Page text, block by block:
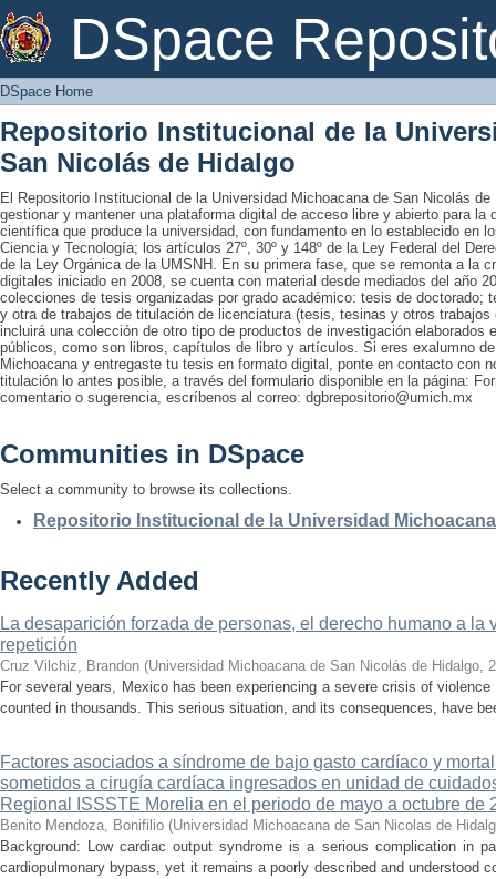
DSpace
DSpace Home
DSpace Home
Repositorio Institucional de la
San Nicolás de Hidalgo
El Repositorio Institucional de la Universidad Michoacana de San Nicolás
gestionar y mantener una plataforma digital de acceso libre y abierto para la
científica que produce la universidad, con fundamento en lo establecido en
Ciencia y Tecnología; los artículos 27º, 30º y 148º de la Ley Federal del
de la Ley Orgánica de la UMSNH. En su primera fase, que se remonta a la
digitales iniciado en 2008, se cuenta con material desde mediados del año
colecciones de tesis organizadas por grado académico: tesis de doctorado;
y otra de trabajos de titulación de licenciatura (tesis, tesinas y otros
incluirá una colección de otro tipo de productos de investigación elaborados
públicos, como son libros, capítulos de libro y artículos. Si eres exalumno
Michoacana y entregaste tu tesis en formato digital, ponte en contacto con
titulación lo antes posible, a través del formulario disponible en la página:
comentario o sugerencia, escríbenos al correo: dgbrepositorio@umich.mx
Communities in DSpace
Select a community to browse its collections.
Repositorio Institucional de la Universidad
Recently Added
La desaparición forzada de personas, el derecho humano a la
repetición
Cruz Vilchiz, Brandon (Universidad Michoacana de San Nicolás de Hidalgo,
For several years, Mexico has been experiencing a severe crisis of
counted in thousands. This serious situation, and its consequences, have
Factores asociados a síndrome de bajo gasto cardíaco y
sometidos a cirugía cardíaca ingresados en unidad de
Regional ISSSTE Morelia en el periodo de mayo a octubre de
Benito Mendoza, Bonifilio (Universidad Michoacana de San Nicolas de
Background: Low cardiac output syndrome is a serious complication in
cardiopulmonary bypass, yet it remains a poorly described and understood